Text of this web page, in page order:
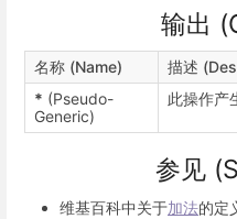
输出
名称 (Name)
描述
* (Pseudo-
Generic)
此操作产
参见
维基百科中关于加法的定